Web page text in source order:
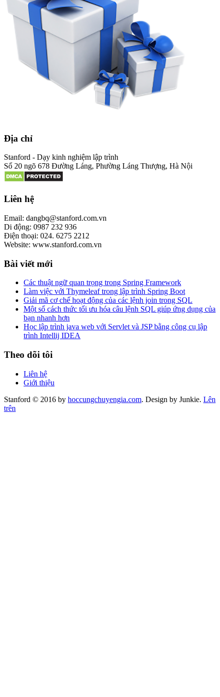
Địa chỉ
Stanford - Dạy kinh nghiệm lập trình
Số 20 ngõ 678 Đường Láng, Phường Láng Thượng, Hà Nội
Liên hệ
Email: dangbq@stanford.com.vn
Di động: 0987 232 936
Điện thoại: 024. 6275 2212
Website: www.stanford.com.vn
Bài viết mới
Các thuật ngữ quan trọng trong Spring Framework
Làm việc với Thymeleaf trong lập trình Spring Boot
Giải mã cơ chế hoạt động của các lệnh join trong SQL
Một số cách thức tối ưu hóa câu lệnh SQL giúp ứng dụng của
bạn nhanh hơn
Học lập trình java web với Servlet và JSP bằng công cụ lập
trình Intellij IDEA
Theo dõi tôi
Liên hệ
Giới thiệu
Stanford © 2016 by hoccungchuyengia.com. Design by Junkie. Lên
trên